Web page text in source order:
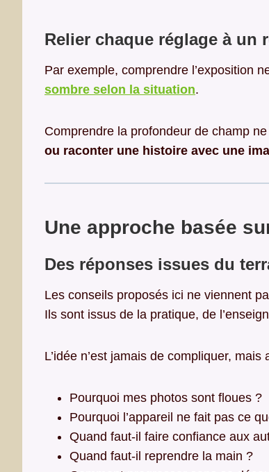
Relier chaque réglage à un
Par exemple, comprendre l’exposition
sombre selon la situation.
Comprendre la profondeur de champ
ou raconter une histoire avec une
Une approche basée
Des réponses issues du
Les conseils proposés ici ne viennent
Ils sont issus de la pratique, de
L’idée n’est jamais de compliquer,
Pourquoi mes photos sont floues ?
Pourquoi l’appareil ne fait pas ce
Quand faut-il faire confiance aux
Quand faut-il reprendre la main ?